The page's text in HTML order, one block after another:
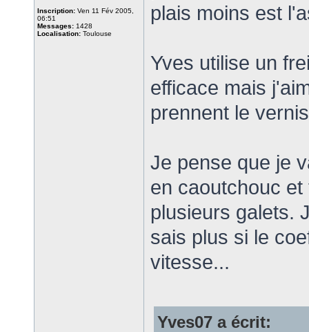
Inscription: Ven 11 Fév 2005,
06:51
Messages: 1428
Localisation: Toulouse
plais moins est
Yves utilise un
efficace mais
prennent le
Je pense que je
en caoutchouc
plusieurs galets.
sais plus si le
vitesse...
Yves07 a écrit: